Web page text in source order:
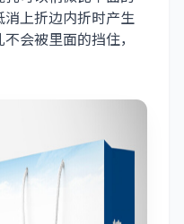
上折边内折时产生
会被里面的挡住，